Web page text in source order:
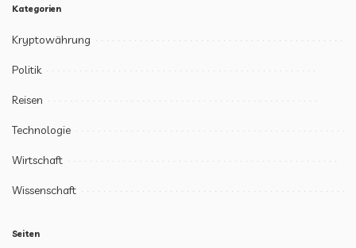
Kategorien
Kryptowährung
Politik
Reisen
Technologie
Wirtschaft
Wissenschaft
Seiten